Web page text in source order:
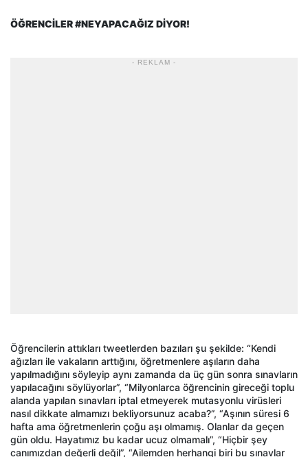
ÖĞRENCİLER #NEYAPACAĞIZ DİYOR!
- REKLAM -
Öğrencilerin attıkları tweetlerden bazıları şu şekilde: “Kendi
ağızları ile vakaların arttığını, öğretmenlere aşıların daha
yapılmadığını söyleyip aynı zamanda da üç gün sonra sınavların
yapılacağını söylüyorlar”, “Milyonlarca öğrencinin gireceği toplu
alanda yapılan sınavları iptal etmeyerek mutasyonlu virüsleri
nasıl dikkate almamızı bekliyorsunuz acaba?”, “Aşının süresi 6
hafta ama öğretmenlerin çoğu aşı olmamış. Olanlar da geçen
gün oldu. Hayatımız bu kadar ucuz olmamalı”, “Hiçbir şey
canımızdan değerli değil”, “Ailemden herhangi biri bu sınavlar